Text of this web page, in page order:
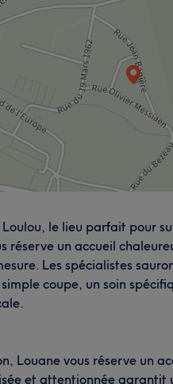
Loulou, le lieu parfait pour
réserve un accueil
Les spécialistes
coupe, un soin
Louane vous réserve un
et attentionnée garantit